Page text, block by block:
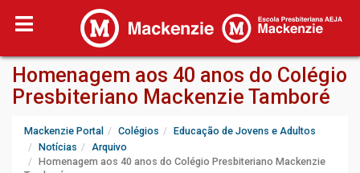
Homenagem aos 40 anos do Colégio
Presbiteriano Mackenzie Tamboré
Mackenzie Portal Colégios
Educação de Jovens e Adultos
Notícias
Arquivo
Homenagem aos 40 anos do Colégio Presbiteriano Mackenzie